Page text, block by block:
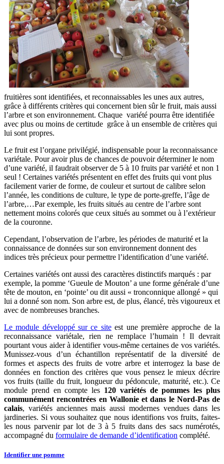
fruitières sont identifiées, et reconnaissables les unes aux autres,
grâce à différents critères qui concernent bien sûr le fruit, mais aussi
l’arbre et son environnement. Chaque variété pourra être identifiée
avec plus ou moins de certitude grâce à un ensemble de critères qui
lui sont propres.
Le fruit est l’organe privilégié, indispensable pour la reconnaissance
variétale. Pour avoir plus de chances de pouvoir déterminer le nom
d’une variété, il faudrait observer de 5 à 10 fruits par variété et non 1
seul ! Certaines variétés présentent en effet des fruits qui vont plus
facilement varier de forme, de couleur et surtout de calibre selon
l’année, les conditions de culture, le type de porte-greffe, l’âge de
l’arbre,…Par exemple, les fruits situés au centre de l’arbre sont
nettement moins colorés que ceux situés au sommet ou à l’extérieur
de la couronne.
Cependant, l’observation de l’arbre, les périodes de maturité et la
connaissance de données sur son environnement donnent des
indices très précieux pour permettre l’identification d’une variété.
Certaines variétés ont aussi des caractères distinctifs marqués : par
exemple, la pomme ‘Gueule de Mouton’ a une forme générale d’une
tête de mouton, en ‘pointe’ ou dit aussi « tronconnique allongé » qui
lui a donné son nom. Son arbre est, de plus, élancé, très vigoureux et
avec de nombreuses branches.
Le module développé sur ce siteest une première approche de la
reconnaissance variétale, rien ne remplace l’humain ! Il devrait
pourtant vous aider à identifier vous-même certaines de vos variétés.
Munissez-vous d’un échantillon représentatif de la diversité de
formes et aspects des fruits de votre arbre et interrogez la base de
données en fonction des critères que vous pensez le mieux décrire
vos fruits (taille du fruit, longueur du pédoncule, maturité, etc.). Ce
module prend en compte les 120 variétés de pommes les plus
communément rencontrées en Wallonie et dans le Nord-Pas de
calais, variétés anciennes mais aussi modernes vendues dans les
jardineries. Si vous souhaitez que nous identifions vos fruits, faites-
les nous parvenir par lot de 3 à 5 fruits dans des sacs numérotés,
accompagné du formulaire de demande d’identification complété.
Identifier une pomme